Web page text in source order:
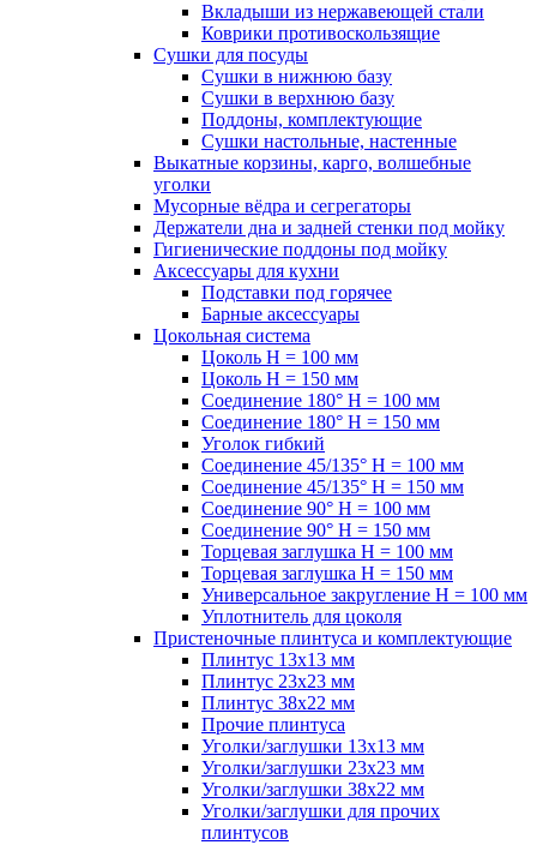
Вкладыши из нержавеющей стали
Коврики противоскользящие
Сушки для посуды
Сушки в нижнюю базу
Сушки в верхнюю базу
Поддоны, комплектующие
Сушки настольные, настенные
Выкатные корзины, карго, волшебные
уголки
Мусорные вёдра и сегрегаторы
Держатели дна и задней стенки под мойку
Гигиенические поддоны под мойку
Аксессуары для кухни
Подставки под горячее
Барные аксессуары
Цокольная система
Цоколь H = 100 мм
Цоколь H = 150 мм
Соединение 180° H = 100 мм
Соединение 180° H = 150 мм
Уголок гибкий
Соединение 45/135° H = 100 мм
Соединение 45/135° H = 150 мм
Соединение 90° H = 100 мм
Соединение 90° H = 150 мм
Торцевая заглушка H = 100 мм
Торцевая заглушка H = 150 мм
Универсальное закругление H = 100 мм
Уплотнитель для цоколя
Пристеночные плинтуса и комплектующие
Плинтус 13х13 мм
Плинтус 23х23 мм
Плинтус 38х22 мм
Прочие плинтуса
Уголки/заглушки 13х13 мм
Уголки/заглушки 23х23 мм
Уголки/заглушки 38х22 мм
Уголки/заглушки для прочих
плинтусов